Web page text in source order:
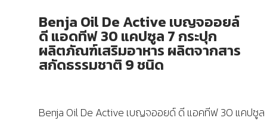
Benja Oil De Active เบญจออยล์
ดี แอดทีฟ 30 แคปซูล 7 กระปุก
ผลิตภัณฑ์เสริมอาหาร ผลิตจากสาร
สกัดธรรมชาติ 9 ชนิด
Benja Oil De Active เบญจออยด์ ดี แอคทีฟ 30 แคปซูล